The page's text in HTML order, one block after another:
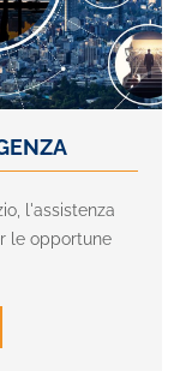
l'assistenza
le opportune